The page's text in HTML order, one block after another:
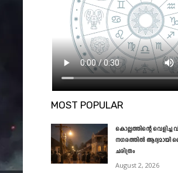
MOST POPULAR
കൊല്ലത്തിന്റെ വെളിച്ച
നഗരത്തിൽ ആദ്യമായി
ചരിത്രം
August 2, 2026